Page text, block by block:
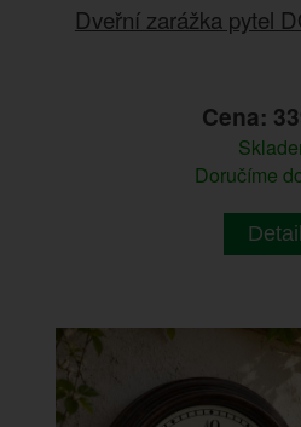
Dveřní zarážka pytel
Cena:
Doručíme
Detail